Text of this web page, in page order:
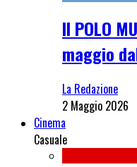
Il POLO
maggio
La Redazione
2 Maggio 2026
Cinema
Casuale